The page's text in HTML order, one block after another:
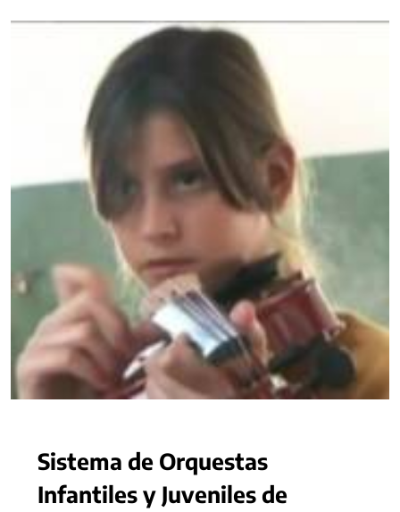
Sistema de Orquestas
Infantiles y Juveniles de